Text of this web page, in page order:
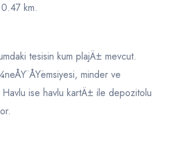
km.
tesisin kum plajÄ± mevcut.
ÅŸemsiyesi, minder ve
ise havlu kartÄ± ile depozitolu